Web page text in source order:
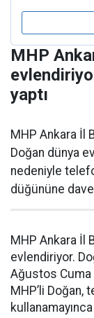
MHP
yaptı
MHP Ankara İl
Doğan dünya
nedeniyle
düğününe
MHP Ankara İl
evlendiriyor.
Ağustos Cuma
MHP’li Doğan,